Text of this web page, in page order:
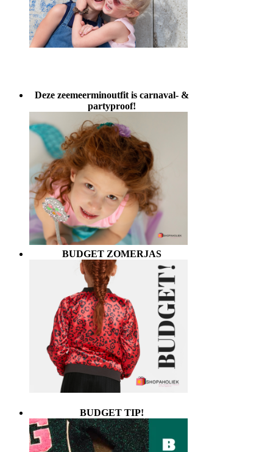
Deze zeemeerminoutfit is carnaval- &
partyproof!
BUDGET ZOMERJAS
BUDGET TIP!